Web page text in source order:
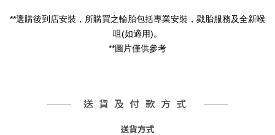
**選購後到店安裝，所購買之輪胎包括專業安裝，戥胎服務及全新喉
咀 (如適用) 。
**圖片僅供參考
送貨及付款方式
送貨方式